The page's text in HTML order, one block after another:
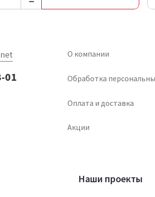
01
О компании
Обработка
Оплата и доставка
Акции
Наши проекты